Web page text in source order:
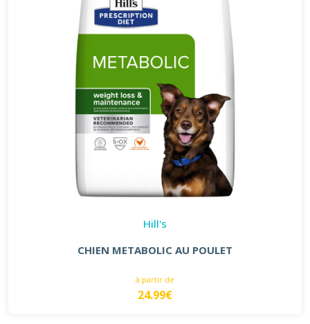
Hill's
CHIEN METABOLIC AU POULET
à partir de
24.99€